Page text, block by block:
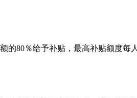
80％给予补贴，最高补贴额度每